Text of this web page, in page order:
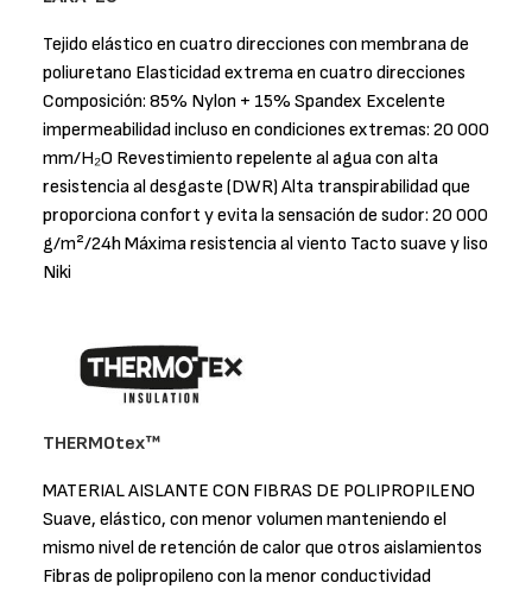
Tejido elástico en cuatro direcciones con membrana de
poliuretano Elasticidad extrema en cuatro direcciones
Composición: 85% Nylon + 15% Spandex Excelente
impermeabilidad incluso en condiciones extremas: 20 000
mm/H₂O Revestimiento repelente al agua con alta
resistencia al desgaste (DWR) Alta transpirabilidad que
proporciona confort y evita la sensación de sudor: 20 000
g/m²/24h Máxima resistencia al viento Tacto suave y liso
Niki
THERMOtex™
MATERIAL AISLANTE CON FIBRAS DE POLIPROPILENO
Suave, elástico, con menor volumen manteniendo el
mismo nivel de retención de calor que otros aislamientos
Fibras de polipropileno con la menor conductividad